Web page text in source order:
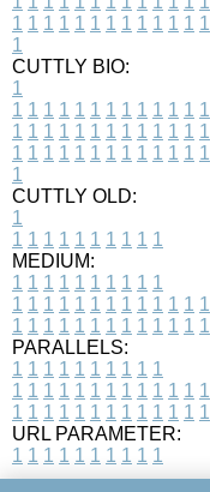
1 1 1 1 1 1 1 1 1 1 1 1 1
1
CUTTLY BIO:
1
1 1 1 1 1 1 1 1 1 1 1 1 1
1 1 1 1 1 1 1 1 1 1 1 1 1
1 1 1 1 1 1 1 1 1 1 1 1 1
1
CUTTLY OLD:
1
1 1 1 1 1 1 1 1 1 1
MEDIUM:
1 1 1 1 1 1 1 1 1 1
1 1 1 1 1 1 1 1 1 1 1 1 1
1 1 1 1 1 1 1 1 1 1 1 1 1
PARALLELS:
1 1 1 1 1 1 1 1 1 1
1 1 1 1 1 1 1 1 1 1 1 1 1
1 1 1 1 1 1 1 1 1 1 1 1 1
URL PARAMETER:
1 1 1 1 1 1 1 1 1 1